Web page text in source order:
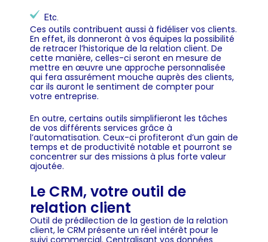
Etc.
Ces outils contribuent aussi à fidéliser vos clients.
En effet, ils donneront à vos équipes la possibilité
de retracer l’historique de la relation client. De
cette manière, celles-ci seront en mesure de
mettre en œuvre une approche personnalisée
qui fera assurément mouche auprès des clients,
car ils auront le sentiment de compter pour
votre entreprise.
En outre, certains outils simplifieront les tâches
de vos différents services grâce à
l’automatisation. Ceux-ci profiteront d’un gain de
temps et de productivité notable et pourront se
concentrer sur des missions à plus forte valeur
ajoutée.
Le CRM, votre outil de
relation client
Outil de prédilection de la gestion de la relation
client, le CRM présente un réel intérêt pour le
suivi commercial. Centralisant vos données